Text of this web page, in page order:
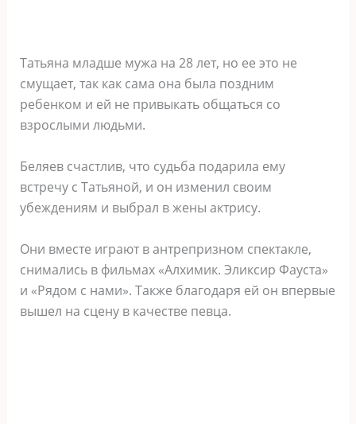
Татьяна младше мужа на 28 лет, но ее это не
смущает, так как сама она была поздним
ребенком и ей не привыкать общаться со
взрослыми людьми.
Беляев счастлив, что судьба подарила ему
встречу с Татьяной, и он изменил своим
убеждениям и выбрал в жены актрису.
Они вместе играют в антрепризном спектакле,
снимались в фильмах «Алхимик. Эликсир Фауста»
и «Рядом с нами». Также благодаря ей он впервые
вышел на сцену в качестве певца.